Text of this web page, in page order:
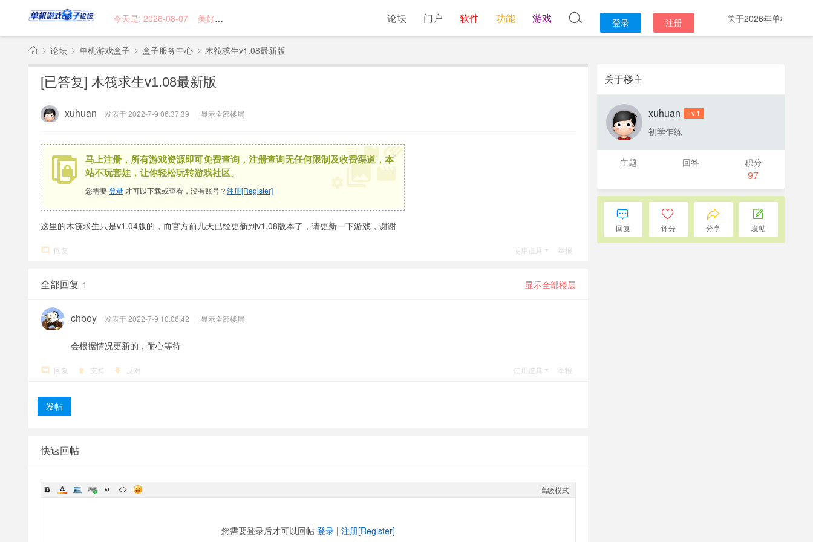
今天是: 2026-08-07 美好的一天,从现在开始 登录 注册
论坛 门户 软件 功能 游戏
单
论坛 单机游戏盒子 盒子服务中心 木筏求生v1.08最新版
[已答复] 木筏求生v1.08最新版
xuhuan 发表于 2022-7-9 06:37:39 | 显示全部楼层
马上注册，所有游戏资源即可免费查询，注册查询无任何限制及收费渠道，本
站不玩套娃，让你轻松玩转游戏社区。
您需要登录 才可以下载或查看，没有账号？注册[Register]
×
这里的木筏求生只是v1.04版的，而官方前几天已经更新到v1.08版本了，请更新一下游戏，谢谢
回复 使用道具 举报
全部回复 1 显示全部楼层
chboy 发表于 2022-7-9 10:06:42 | 显示全部楼层
会根据情况更新的，耐心等待
回复 支持 反对 使用道具 举报
发帖
快速回帖
高级模式
您需要登录后才可以回帖 登录 | 注册[Register]
关于楼主
xuhuan Lv.1
初学乍练
主题 回答 积分
97
回复 评分 分享 发帖